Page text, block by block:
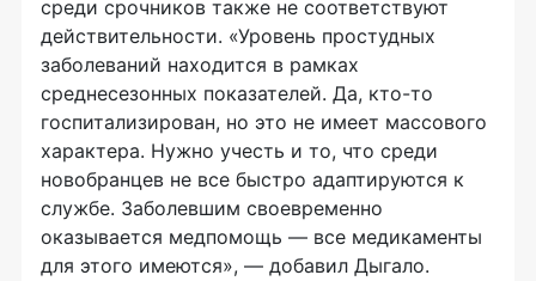
среди срочников также не соответствуют
действительности. «Уровень простудных
заболеваний находится в рамках
среднесезонных показателей. Да, кто-то
госпитализирован, но это не имеет массового
характера. Нужно учесть и то, что среди
новобранцев не все быстро адаптируются к
службе. Заболевшим своевременно
оказывается медпомощь — все медикаменты
для этого имеются», — добавил Дыгало.